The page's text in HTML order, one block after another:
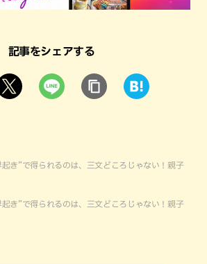
記事をシェアする
起き”で得られるのは、三文どころじゃない！親子
起き”で得られるのは、三文どころじゃない！親子